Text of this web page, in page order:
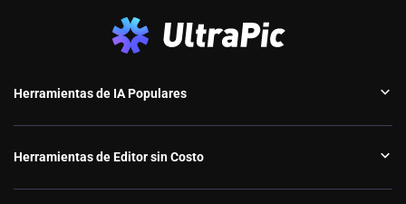
Herramientas de IA Populares
Herramientas de Editor sin Costo